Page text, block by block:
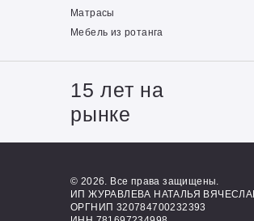
Матрасы
Мебель из ротанга
15 лет на
рынке
© 2026. Все права защищены.
ИП ЖУРАВЛЕВА НАТАЛЬЯ
ОРГНИП 320784700232393